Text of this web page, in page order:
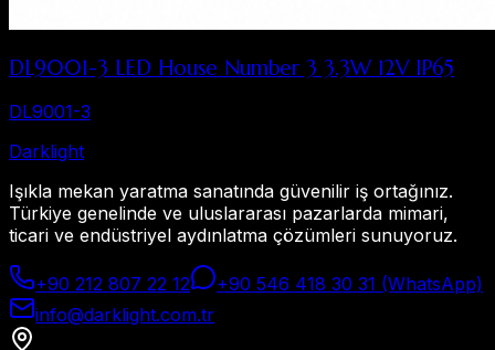
DL9001-3 LED House Number 3 3.3W 12V IP65
DL9001-3
Darklight
Işıkla mekan yaratma sanatında güvenilir iş ortağınız.
Türkiye genelinde ve uluslararası pazarlarda mimari,
ticari ve endüstriyel aydınlatma çözümleri sunuyoruz.
+90 212 807 22 12
+90 546 418 30 31 (WhatsApp)
info@darklight.com.tr